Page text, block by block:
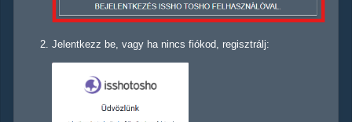
Jelentkezz be, vagy ha nincs fiókod, regisztrálj: